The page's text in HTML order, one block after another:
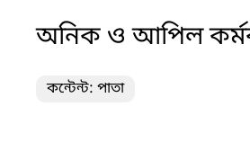
অনিক ও আপিল
কন্টেন্ট: পাতা